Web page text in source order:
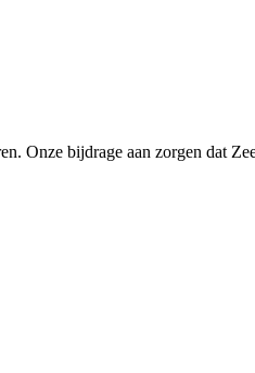
Onze bijdrage aan zorgen dat